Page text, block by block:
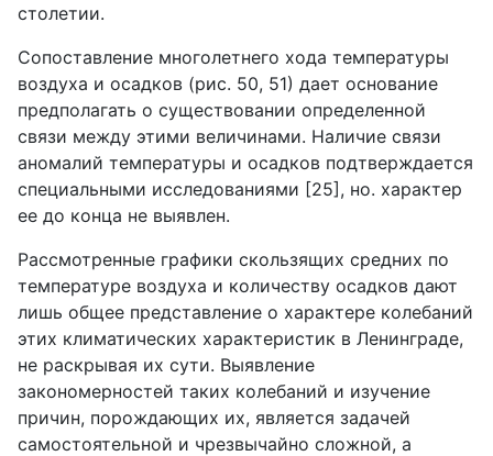
столетии.
Сопоставление многолетнего хода температуры
воздуха и осадков (рис. 50, 51) дает основание
предполагать о существовании определенной
связи между этими величинами. Наличие связи
аномалий температуры и осадков подтверждается
специальными исследованиями [25], но. характер
ее до конца не выявлен.
Рассмотренные графики скользящих средних по
температуре воздуха и количеству осадков дают
лишь общее представление о характере колебаний
этих климатических характеристик в Ленинграде,
не раскрывая их сути. Выявление
закономерностей таких колебаний и изучение
причин, порождающих их, является задачей
самостоятельной и чрезвычайно сложной, а